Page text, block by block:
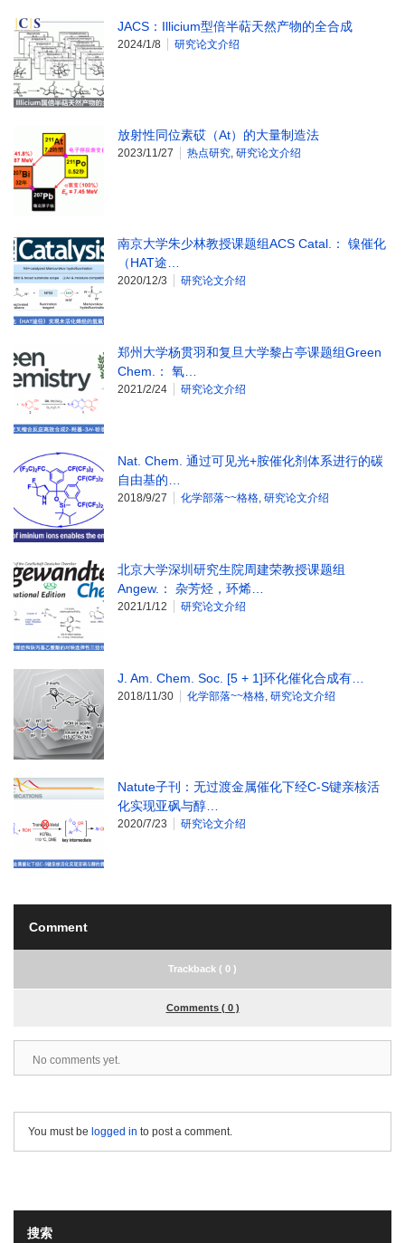
JACS：Illicium型倍半萜天然产物的全合成
2024/1/8 研究论文介绍
放射性同位素砹（At）的大量制造法
2023/11/27 热点研究 研究论文介绍
南京大学朱少林教授课题组ACS Catal.： 镍催化
（HAT途…
2020/12/3 研究论文介绍
郑州大学杨贯羽和复旦大学黎占亭课题组Green
Chem.： 氧…
2021/2/24 研究论文介绍
Nat. Chem. 通过可见光+胺催化剂体系进行的碳
自由基的…
2018/9/27 化学部落~~格格 研究论文介绍
北京大学深圳研究生院周建荣教授课题组
Angew.： 杂芳烃，环烯…
2021/1/12 研究论文介绍
J. Am. Chem. Soc. [5 + 1]环化催化合成有…
2018/11/30 化学部落~~格格 研究论文介绍
Natute子刊：无过渡金属催化下经C-S键亲核活
化实现亚砜与醇…
2020/7/23 研究论文介绍
Comment
Trackback ( 0 )
Comments ( 0 )
No comments yet.
You must be logged in to post a comment.
搜索